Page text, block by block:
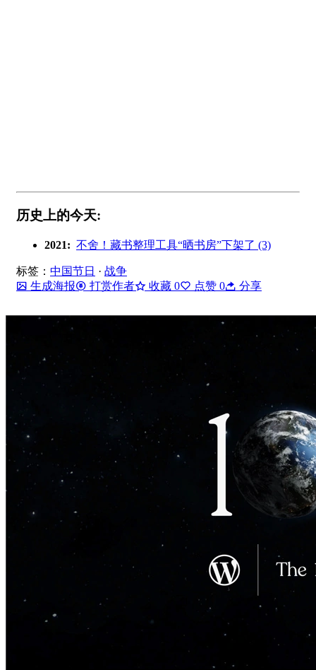
历史上的今天:
2021: 不舍！藏书整理工具“晒书房”下架了 (3)
标签： 中国节日 · 战争
生成海报
打赏作者 收藏 0 点赞 0 分享